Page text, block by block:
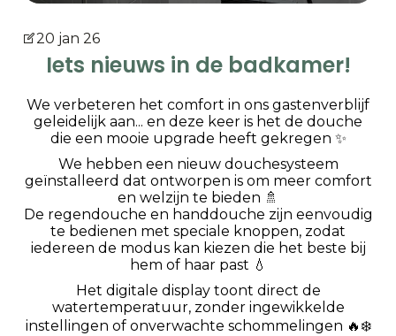
20 jan 26
Iets nieuws in de badkamer!
We verbeteren het comfort in ons gastenverblijf
geleidelijk aan... en deze keer is het de douche
die een mooie upgrade heeft gekregen ✨
We hebben een nieuw douchesysteem
geïnstalleerd dat ontworpen is om meer comfort
en welzijn te bieden 🚿
De regendouche en handdouche zijn eenvoudig
te bedienen met speciale knoppen, zodat
iedereen de modus kan kiezen die het beste bij
hem of haar past 💧
Het digitale display toont direct de
watertemperatuur, zonder ingewikkelde
instellingen of onverwachte schommelingen 🔥❄️